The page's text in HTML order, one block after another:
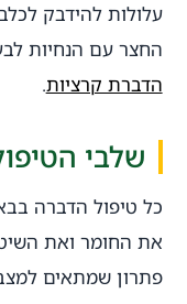
עלולות להידבק
החצר עם הנחיות
הדברת קרציות.
שלבי
כל טיפול הדברה
את החומר ואת
פתרון שמתאים